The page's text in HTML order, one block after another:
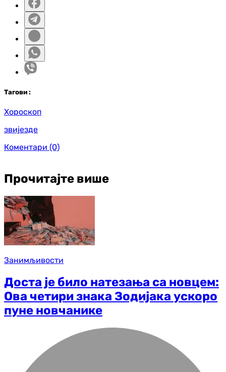
Тагови :
Хороскоп
звијезде
Коментари (0)
Прочитајте више
Занимљивости
Доста је било натезања са новцем:
Ова четири знака Зодијака ускоро
пуне новчанике